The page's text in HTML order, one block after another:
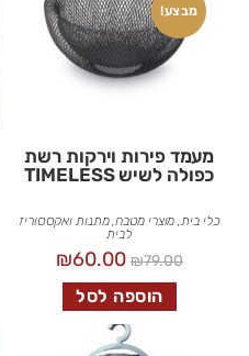
מבצע!
מעמד פירות וירקות רשת
כפולה לשיש TIMELESS
כלי בית מוצרי מטבח,מתנות ואקססוריז
לבית
₪79.00
₪60.00
הוספה לסל